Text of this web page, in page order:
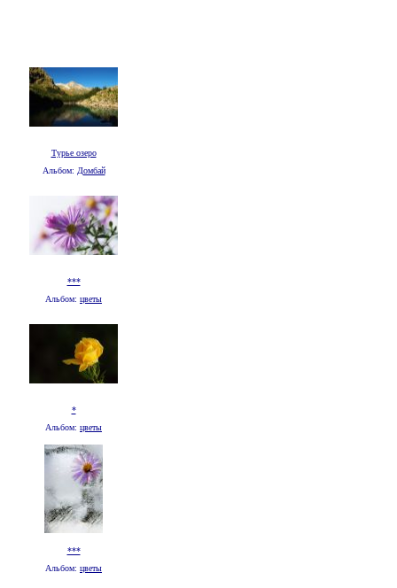
Турье озеро
Альбом: Домбай
***
Альбом: цветы
*
Альбом: цветы
***
Альбом: цветы